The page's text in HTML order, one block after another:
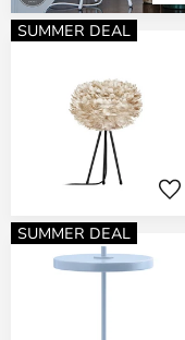
SUMMER DEAL
SUMMER DEAL